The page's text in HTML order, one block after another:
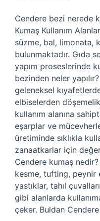
Cendere bezi nerede
Kumaş Kullanım
süzme, bal, limonata,
bulunmaktadır. Gıda
yapım proseslerinde
bezinden neler
geleneksel
elbiselerden
kullanım alanına
eşarplar ve
üretiminde sıklıkla
zanaatkarlar için
Cendere kumaş nedir?
kesme, tufting, peynir
yastıklar, tahıl
gibi alanlarda
çeker. Buldan